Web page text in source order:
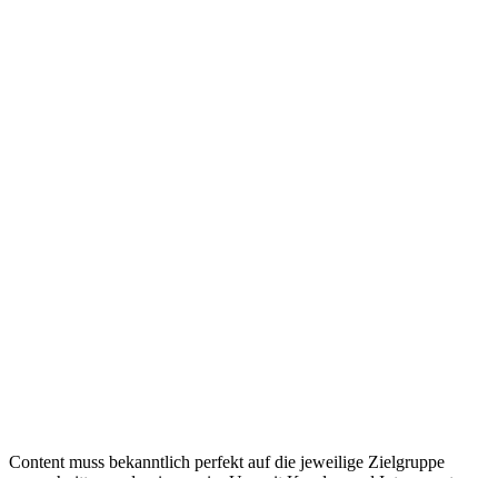
Content muss bekanntlich perfekt auf die jeweilige Zielgruppe